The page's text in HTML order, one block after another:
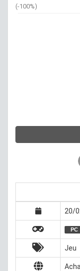
(-100%)
20/
PC
Jeu